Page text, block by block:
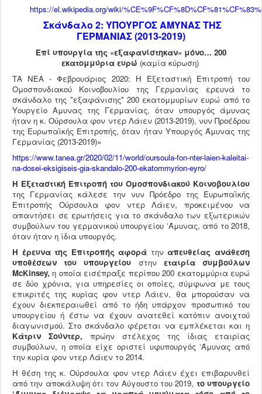
https://el.wikipedia.org/wiki/
Σκάνδαλο 2: ΥΠΟΥΡΓΟΣ ΑΜΥΝΑΣ ΤΗΣ
ΓΕΡΜΑΝΙΑΣ (2013-2019)
Επί υπουργία της «εξαφανίστηκαν» μόνο… 200
εκατομμύρια ευρώ (καμία κύρωση)
ΤΑ ΝΕΑ - Φεβρουάριος 2020: Η Εξεταστική Επιτροπή του
Ομοσπονδιακού Κοινοβουλίου της Γερμανίας ερευνά το
σκάνδαλο της "εξαφάνισης" 200 εκατομμυρίων ευρώ από το
Υουργείο Αμυνας της Γερμανίας, όταν υπουργός άμυνας
ήταν η κ. Ούρσουλα φον ντερ Λάιεν (2013-2019), νυν Προέδρου
της Ευρωπαϊκής Επιτροπής, όταν ήταν Υπουργός Άμυνας της
Γερμανίας (2013-2019)»
https://www.tanea.gr/2020/02/11/world/oursoula-fon-nter-laien-kaleitai-
na-dosei-eksigiseis-gia-skandalo-200-ekatommyrion-eyro/
Η Εξεταστική Επιτροπή του Ομοσπονδιακού Κοινοβουλίου
της Γερμανίας κάλεσε την νυν Πρόεδρο της Ευρωπαϊκής
Επιτροπής Ούρσουλα φον ντερ Λάιεν, προκειμένου να
απαντήσει σε ερωτήσεις για το σκάνδαλο των εξωτερικών
συμβούλων του γερμανικού υπουργείου ‘Άμυνας, από το 2018,
όταν ήταν η ίδια υπουργός.
Η έρευνα της Επιτροπής αφορά τηναπευθείας ανάθεση
υποθέσεων του υπουργείου στην εταιρία συμβούλων
McKinsey, η οποία εισέπραξε περίπου 200 εκατομμύρια ευρώ
σε δύο χρόνια, για υπηρεσίες οι οποίες, σύμφωνα με τους
επικριτές της κυρίας φον ντερ Λάιεν, θα μπορούσαν να
έχουν διεκπεραιωθεί από το ήδη υπάρχον προσωπικό του
υπουργείου ή έστω να έχουν ανατεθεί κατόπιν ανοιχτού
διαγωνισμού. Στο σκάνδαλο φέρεται να εμπλέκεται και η
Κάτριν Σούντερ, πρώην στέλεχος της ίδιας εταιρίας
συμβούλων, η οποία είχε οριστεί υφυπουργός ‘Άμυνας από
την κυρία φον ντερ Λάιεν το 2014.
Η θέση της κ. Ούρσουλα φον ντερ Λάιεν έχει επιβαρυνθεί
από την αποκάλυψη ότι τον Αύγουστο του 2019, το υπουργείο